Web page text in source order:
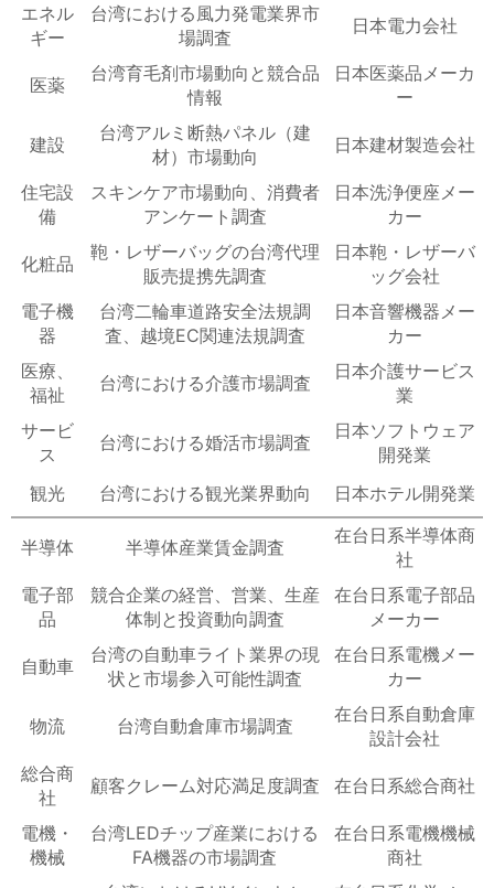
エネル
ギー
台湾における風力発電業界市
場調査
日本電力会社
医薬
台湾育毛剤市場動向と競合品
情報
日本医薬品メーカ
ー
建設
台湾アルミ断熱パネル（建
材）市場動向
日本建材製造会社
住宅設
備
スキンケア市場動向、消費者
アンケート調査
日本洗浄便座メー
カー
化粧品
鞄・レザーバッグの台湾代理
販売提携先調査
日本鞄・レザーバ
ッグ会社
電子機
器
台湾二輪車道路安全法規調
査、越境EC関連法規調査
日本音響機器メー
カー
医療、
福祉
台湾における介護市場調査
日本介護サービス
業
サービ
ス
台湾における婚活市場調査
日本ソフトウェア
開発業
観光
台湾における観光業界動向 日本ホテル開発業
半導体 半導体産業賃金調査
在台日系半導体商
社
電子部
品
競合企業の経営、営業、生産
体制と投資動向調査
在台日系電子部品
メーカー
自動車
台湾の自動車ライト業界の現
状と市場参入可能性調査
在台日系電機メー
カー
物流 台湾自動倉庫市場調査
在台日系自動倉庫
設計会社
総合商
社
顧客クレーム対応満足度調査 在台日系総合商社
電機・
機械
台湾LEDチップ産業における
FA機器の市場調査
在台日系電機機械
商社